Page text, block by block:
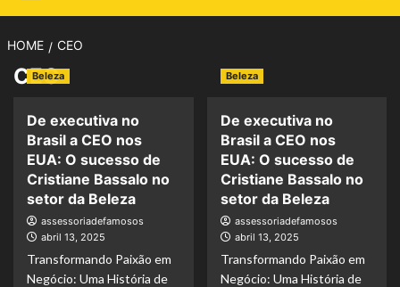
HOME CEO
CEO
Beleza
De executiva no
Brasil a CEO nos
EUA: O sucesso de
Cristiane Bassalo no
setor da Beleza
assessoriadefamosos
abril 13, 2025
Transformando Paixão em
Negócio: Uma História de
Beleza
De executiva no
Brasil a CEO nos
EUA: O sucesso de
Cristiane Bassalo no
setor da Beleza
assessoriadefamosos
abril 13, 2025
Transformando Paixão em
Negócio: Uma História de